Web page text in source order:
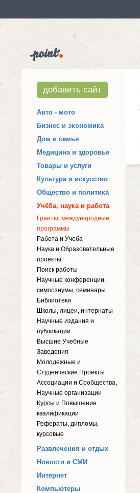
добавить сайт
Авто - мото
Бизнес и экономика
Дом и семья
Медицина и здоровье
Товары и услуги
Культура и искусство
Общество и политика
Учёба, наука и работа
Гранты, международные
программы
Работа и Учеба
Наука и Образовательные
проекты
Поиск работы
Научные конференции,
симпозиумы, семинары
Библиотеки
Школы, лицеи, интернаты
Научные издания и
публикации
Высшие Учебные
Заведения
Молодежные и
Студенческие Проекты
Ассоциации и Сообщества,
Научные организации
Курсы и Повышение
квалификации
Рефераты, дипломы,
курсовые
Развлечения и отдых
Новости и СМИ
Интернет
Компьютеры